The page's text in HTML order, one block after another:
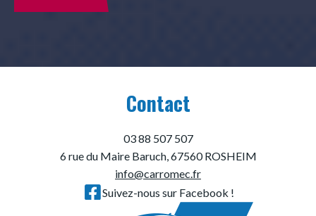
Contact
03 88 507 507
6 rue du Maire Baruch, 67560 ROSHEIM
info@carromec.fr
Suivez-nous sur Facebook !